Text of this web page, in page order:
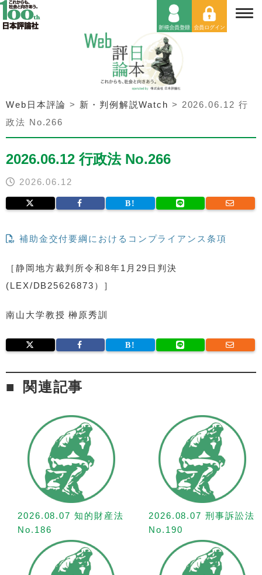
Web日本評論 > 新・判例解説Watch > 2026.06.12 行
政法 No.266
2026.06.12 行政法 No.266
2026.06.12
補助金交付要綱におけるコンプライアンス条項
［静岡地方裁判所令和8年1月29日判決
(LEX/DB25626873）］
南山大学教授 榊原秀訓
関連記事
2026.08.07 知的財産法
No.186
2026.08.07 刑事訴訟法
No.190